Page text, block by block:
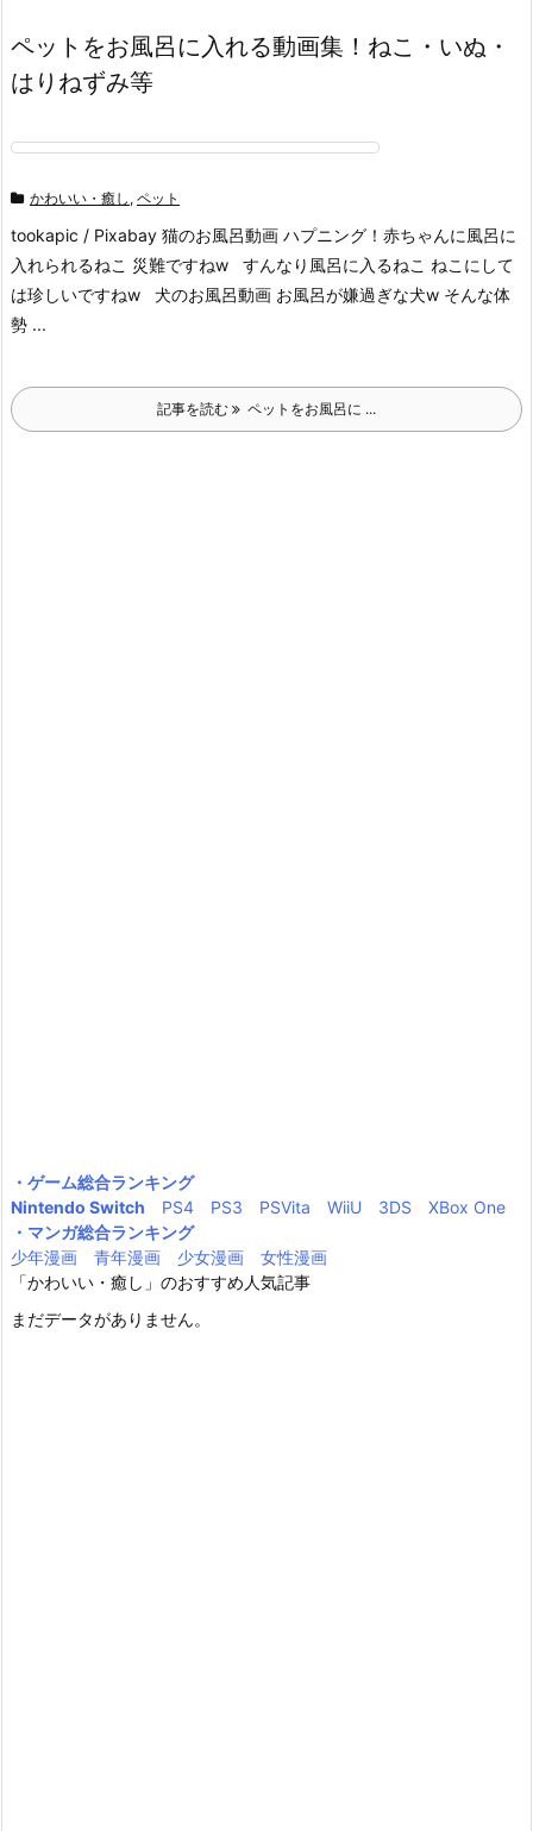
ペットをお風呂に入れる動画集！ねこ・いぬ・
はりねずみ等
かわいい・癒し , ペット
tookapic / Pixabay 猫のお風呂動画 ハプニング！赤ちゃんに風呂に
入れられるねこ 災難ですねw すんなり風呂に入るねこ ねこにして
は珍しいですねw 犬のお風呂動画 お風呂が嫌過ぎな犬w そんな体
勢 ...
記事を読む ペットをお風呂に ...
・ゲーム総合ランキング
Nintendo Switch
PS4 PS3 PSVita WiiU 3DS
XBox One
・マンガ総合ランキング
少年漫画
青年漫画 少女漫画
女性漫画
「かわいい・癒し」のおすすめ人気記事
まだデータがありません。